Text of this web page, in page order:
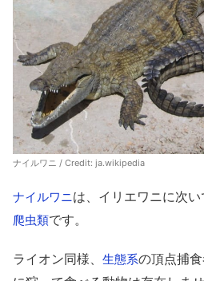
ナイルワニ / Credit: ja.wikipedia
ナイルワニは、イリエワニに次
爬虫類です。
ライオン同様、 生態系の頂点捕